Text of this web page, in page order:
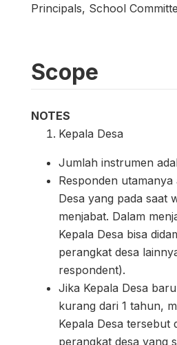
Principals, School
Scope
NOTES
Kepala Desa
Jumlah instrumen
Responden utamanya
Desa yang pada saat
menjabat. Dalam
Kepala Desa bisa
perangkat desa
respondent).
Jika Kepala Desa
kurang dari 1 tahun,
Kepala Desa tersebut
perangkat desa yang